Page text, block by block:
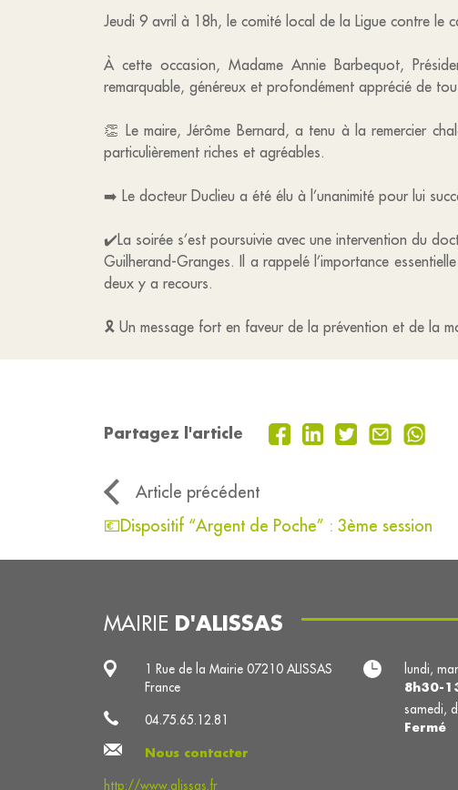
Jeudi 9 avril à 18h, le comité local de la Ligue contre le
À cette occasion, Madame Annie Barbequot,
remarquable, généreux et profondément apprécié de
👏 Le maire, Jérôme Bernard, a tenu à la remercier
particulièrement riches et agréables.
➡️ Le docteur Duclieu a été élu à l’unanimité pour lui
✔️La soirée s’est poursuivie avec une intervention du
Guilherand-Granges. Il a rappelé l’importance
deux y a recours.
🎗️ Un message fort en faveur de la prévention et de la
Partagez l'article
Article précédent
💶Dispositif “Argent de Poche” : 3ème session
MAIRIE D'ALISSAS
1 Rue de la Mairie 07210 ALISSAS
France
04.75.65.12.81
Nous contacter
http://www.alissas.fr
lundi,
8h30-
samedi,
Fermé